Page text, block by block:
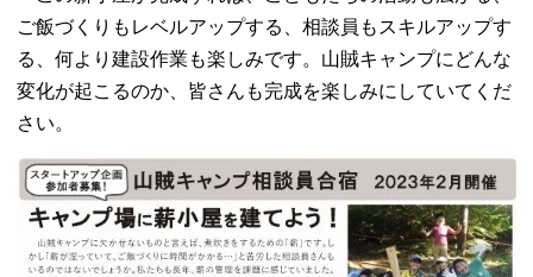
ご飯づくりもレベルアップする、相談員もスキルアップす
る、何より建設作業も楽しみです。山賊キャンプにどんな
変化が起こるのか、皆さんも完成を楽しみにしていてくだ
さい。